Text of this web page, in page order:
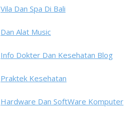
Vila Dan Spa Di Bali
Dan Alat Music
Info Dokter Dan Kesehatan Blog
Praktek Kesehatan
Hardware Dan SoftWare Komputer